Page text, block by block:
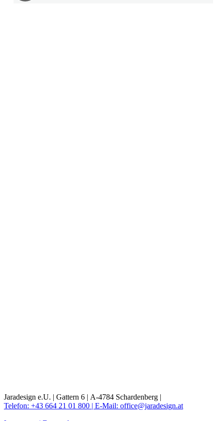
Jaradesign e.U. | Gattern 6 | A-4784 Schardenberg |
Telefon: +43 664 21 01 800 | E-Mail: office@jaradesign.at